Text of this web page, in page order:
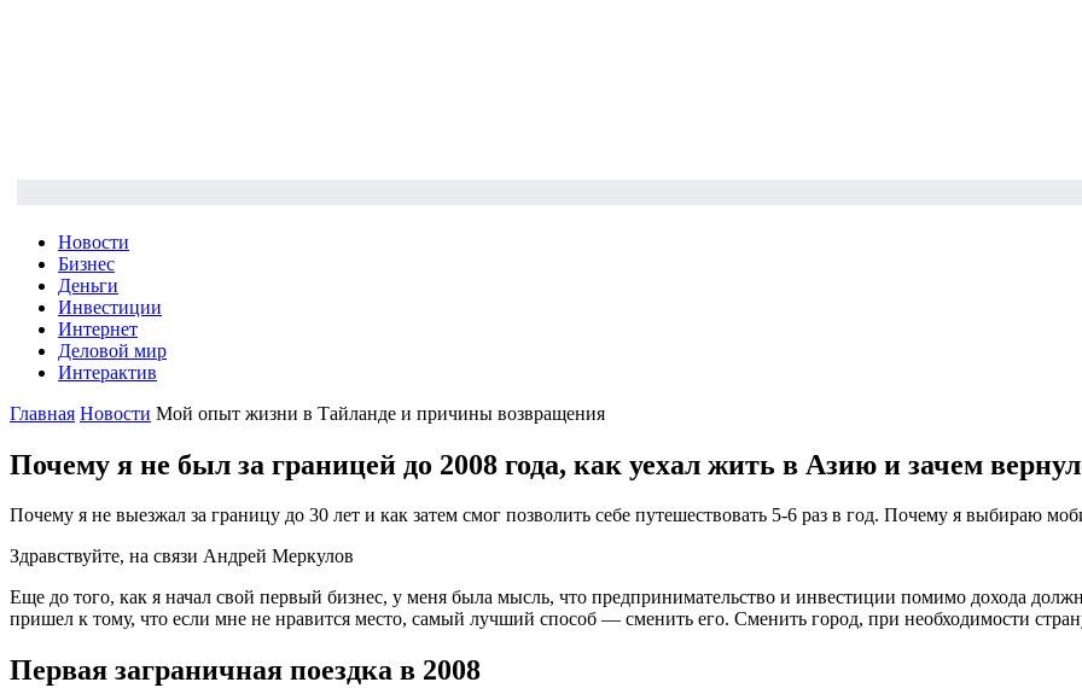
Новости
Бизнес
Деньги
Инвестиции
Интернет
Деловой мир
Интерактив
Главная Новости Мой опыт жизни в Тайланде и причины возвращения
Почему я не был за границей до 2008 года, как уехал жить в Азию и зачем
Почему я не выезжал за границу до 30 лет и как затем смог позволить себе путешествовать 5-6 раз в год. Почему я выбираю
Здравствуйте, на связи Андрей Меркулов
Еще до того, как я начал свой первый бизнес, у меня была мысль, что предпринимательство и инвестиции помимо дохода
пришел к тому, что если мне не нравится место, самый лучший способ — сменить его. Сменить город, при необходимости
Первая заграничная поездка в 2008